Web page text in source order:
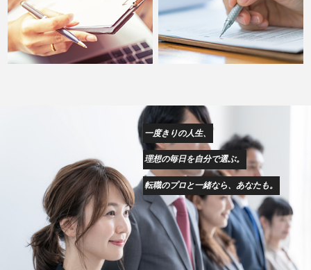
一度きりの人生、
理想の毎日を自分で選ぶ。
転職のプロと一緒なら、あなたも。